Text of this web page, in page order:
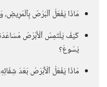
مَاذَا يَفْعَلُ ٱلْبَرَصُ
كَيْفَ يَلْتَمِسُ ٱلْأَبْرَصُ
يَسُوعَ؟‏
مَاذَا يَفْعَلُ ٱلْأَبْرَصُ بَعْدَ